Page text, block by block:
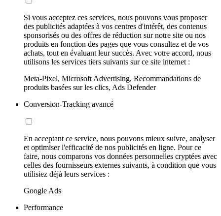
Si vous acceptez ces services, nous pouvons vous proposer
des publicités adaptées à vos centres d'intérêt, des contenus
sponsorisés ou des offres de réduction sur notre site ou nos
produits en fonction des pages que vous consultez et de vos
achats, tout en évaluant leur succès. Avec votre accord, nous
utilisons les services tiers suivants sur ce site internet :
Meta-Pixel, Microsoft Advertising, Recommandations de
produits basées sur les clics, Ads Defender
Conversion-Tracking avancé
En acceptant ce service, nous pouvons mieux suivre, analyser
et optimiser l'efficacité de nos publicités en ligne. Pour ce
faire, nous comparons vos données personnelles cryptées avec
celles des fournisseurs externes suivants, à condition que vous
utilisiez déjà leurs services :
Google Ads
Performance